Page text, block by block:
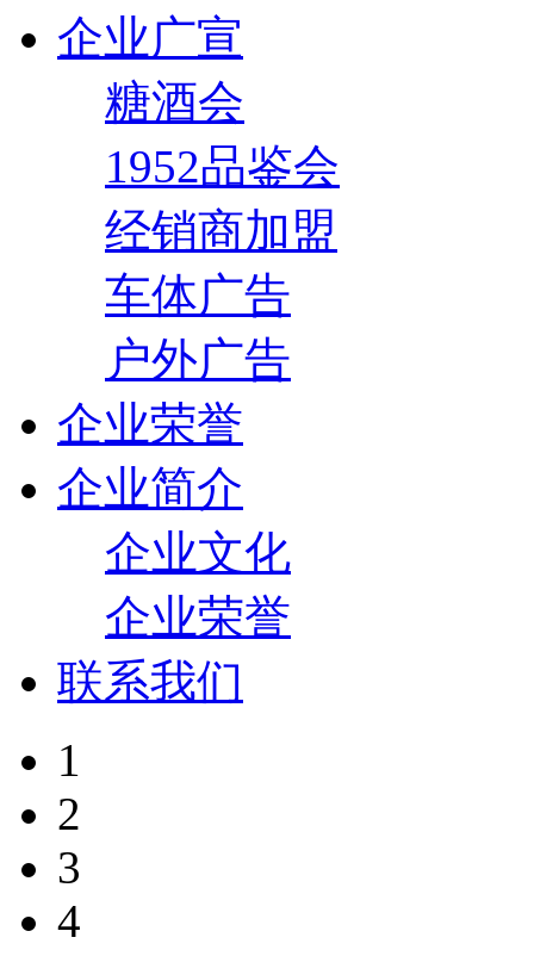
企业广宣
糖酒会
1952品鉴会
经销商加盟
车体广告
户外广告
企业荣誉
企业简介
企业文化
企业荣誉
联系我们
1
2
3
4